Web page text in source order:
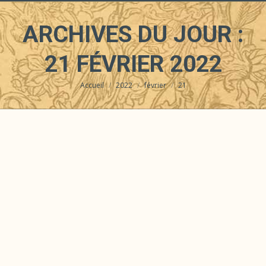
ARCHIVES DU JOUR :
21 FÉVRIER 2022
Vous êtes ici :
Accueil 2022 février 21